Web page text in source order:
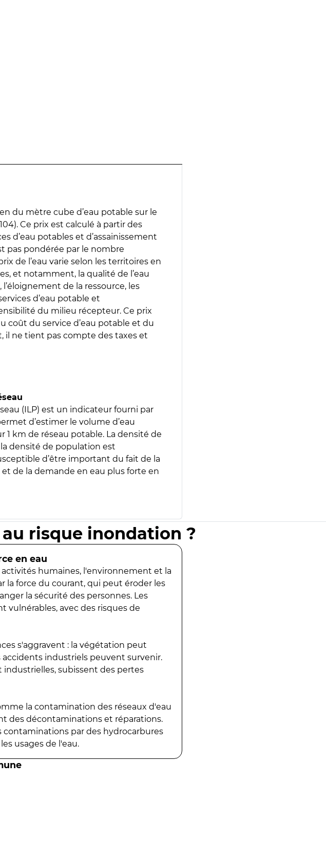
du mètre cube d’eau potable sur le
Ce prix est calculé à partir des
d’eau potables et d’assainissement
pas pondérée par le nombre
de l’eau varie selon les territoires en
et notamment, la qualité de l’eau
de la ressource, les
d’eau potable et
du milieu récepteur. Ce prix
coût du service d’eau potable et du
il ne tient pas compte des taxes et
(ILP) est un indicateur fourni par
d’estimer le volume d’eau
1 km de réseau potable. La densité de
densité de population est
d’être important du fait de la
de la demande en eau plus forte en
risque inondation ?
en eau
humaines, l'environnement et la
la force du courant, qui peut éroder les
la sécurité des personnes. Les
vulnérables, avec des risques de
s'aggravent : la végétation peut
industriels peuvent survenir.
subissent des pertes
la contamination des réseaux d'eau
des décontaminations et réparations.
par des hydrocarbures
usages de l'eau.